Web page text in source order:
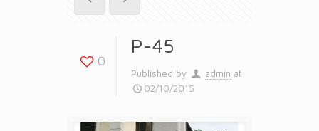
0
P-45
Published by admin at
02/10/2015